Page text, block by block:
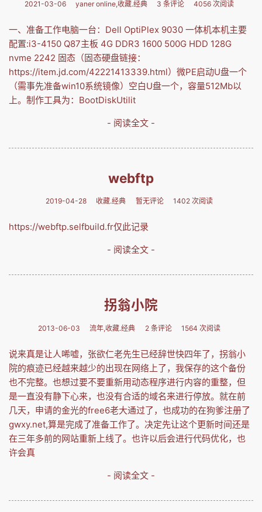
2021-03-06 yaner online,收藏.经典 3 条评论 4056 次阅读
一、准备工作电脑一台：Dell OptiPlex 9030 一体机本机主要
配置:i3-4150 Q87主板 4G DDR3 1600 500G HDD 128G
nvme 2242 固态（固态硬盘链接：
https://item.jd.com/42221413339.html）微PE启动U盘一个
（需事先准备win10系统镜像）空白U盘一个，容量512Mb以
上。制作工具为：BootDiskUtilit
- 阅读全文 -
webftp
2019-04-28 收藏.经典 暂无评论 1402 次阅读
https://webftp.selfbuild.fr仅此记录
- 阅读全文 -
拐翁小院
2013-06-03 流年,收藏.经典 2 条评论 1564 次阅读
说来真是让人唏嘘，张欲仁老先生已经辞世快四年了，拐翁小
院的痕迹已经越来越少的出现在网络上了，我保存的这个备份
也不完整。也想过要不要重新用动态程序进行内容的重整，但
是一直没有静下心来，也没有合适的域名来进行停放。就在前
几天，申请的金光的free6老大通过了，也成功的在狗爹注册了
gwxy.net,算是完成了准备工作了。决定先让这个更新时间还是
在三年多前的网站重新上线了。也许以后会进行代码优化，也
许会真
- 阅读全文 -